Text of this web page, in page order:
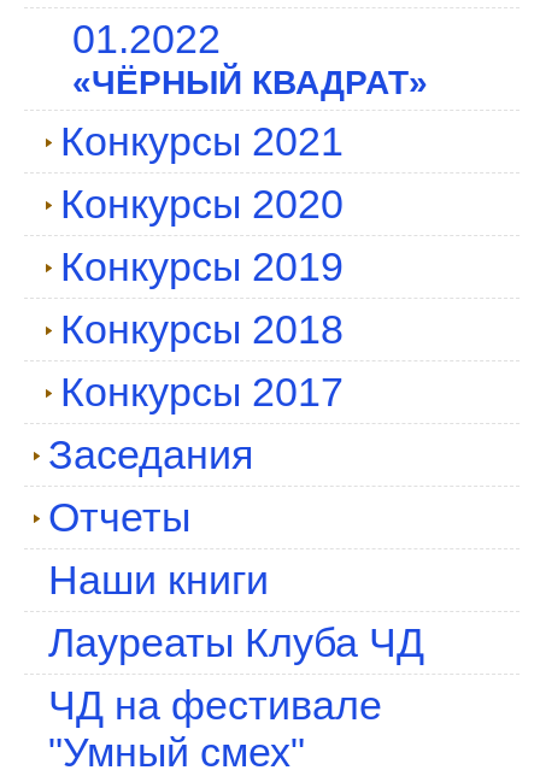
01.2022
«ЧЁРНЫЙ КВАДРАТ»
Конкурсы 2021
Конкурсы 2020
Конкурсы 2019
Конкурсы 2018
Конкурсы 2017
Заседания
Отчеты
Наши книги
Лауреаты Клуба ЧД
ЧД на фестивале
"Умный смех"